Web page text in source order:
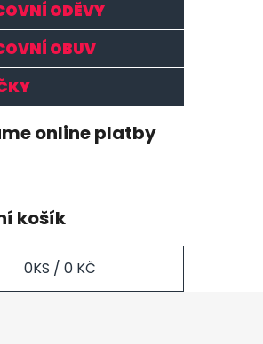
ODĚVY
OBUV
online platby
košík
0KS / 0 KČ